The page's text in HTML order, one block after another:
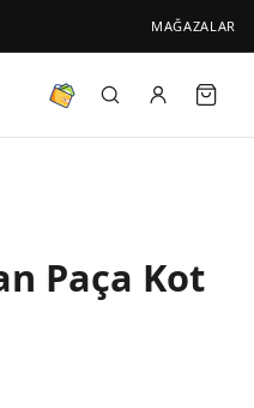
MAĞAZALAR
Paça Kot